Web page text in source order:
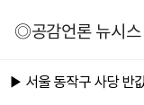
◎공감언론 뉴시스